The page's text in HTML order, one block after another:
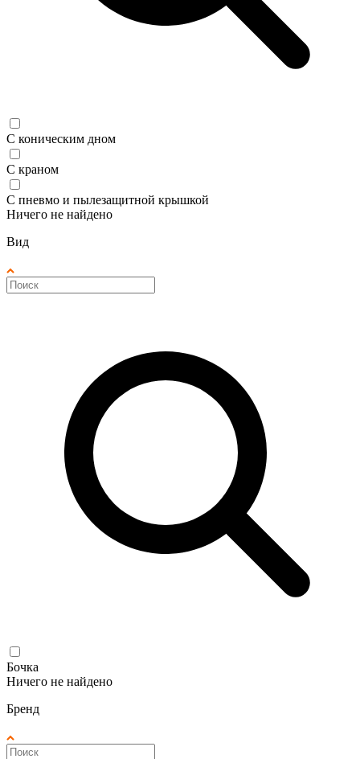
С коническим дном
С краном
С пневмо и пылезащитной крышкой
Ничего не найдено
Вид
Бочка
Ничего не найдено
Бренд